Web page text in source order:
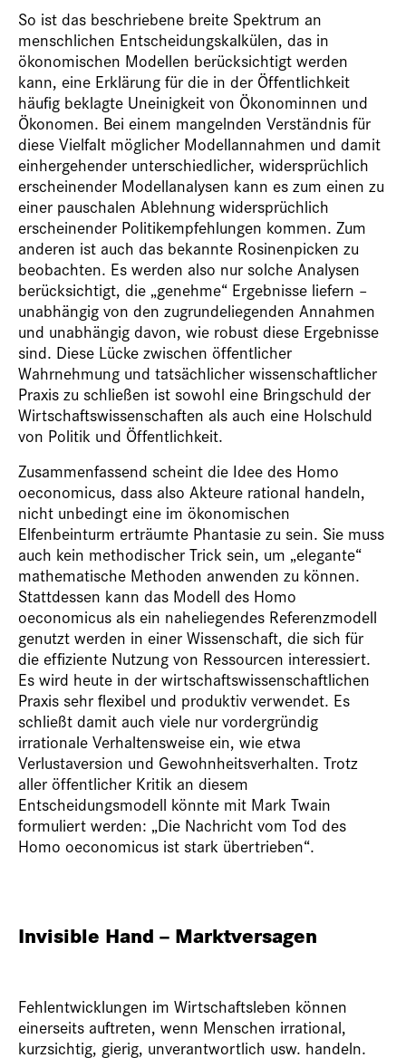
So ist das beschriebene breite Spektrum an
menschlichen Entscheidungskalkülen, das in
ökonomischen Modellen berücksichtigt werden
kann, eine Erklärung für die in der Öffentlichkeit
häufig beklagte Uneinigkeit von Ökonominnen und
Ökonomen. Bei einem mangelnden Verständnis für
diese Vielfalt möglicher Modellannahmen und damit
einhergehender unterschiedlicher, widersprüchlich
erscheinender Modellanalysen kann es zum einen zu
einer pauschalen Ablehnung widersprüchlich
erscheinender Politikempfehlungen kommen. Zum
anderen ist auch das bekannte Rosinenpicken zu
beobachten. Es werden also nur solche Analysen
berücksichtigt, die „genehme“ Ergebnisse liefern –
unabhängig von den zugrundeliegenden Annahmen
und unabhängig davon, wie robust diese Ergebnisse
sind. Diese Lücke zwischen öffentlicher
Wahrnehmung und tatsächlicher wissenschaftlicher
Praxis zu schließen ist sowohl eine Bringschuld der
Wirtschaftswissenschaften als auch eine Holschuld
von Politik und Öffentlichkeit.
Zusammenfassend scheint die Idee des Homo
oeconomicus, dass also Akteure rational handeln,
nicht unbedingt eine im ökonomischen
Elfenbeinturm erträumte Phantasie zu sein. Sie muss
auch kein methodischer Trick sein, um „elegante“
mathematische Methoden anwenden zu können.
Stattdessen kann das Modell des Homo
oeconomicus als ein naheliegendes Referenzmodell
genutzt werden in einer Wissenschaft, die sich für
die effiziente Nutzung von Ressourcen interessiert.
Es wird heute in der wirtschaftswissenschaftlichen
Praxis sehr flexibel und produktiv verwendet. Es
schließt damit auch viele nur vordergründig
irrationale Verhaltensweise ein, wie etwa
Verlustaversion und Gewohnheitsverhalten. Trotz
aller öffentlicher Kritik an diesem
Entscheidungsmodell könnte mit Mark Twain
formuliert werden: „Die Nachricht vom Tod des
Homo oeconomicus ist stark übertrieben“.
Invisible Hand – Marktversagen
Fehlentwicklungen im Wirtschaftsleben können
einerseits auftreten, wenn Menschen irrational,
kurzsichtig, gierig, unverantwortlich usw. handeln.